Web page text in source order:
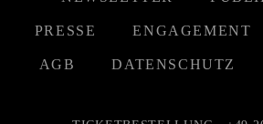
PRESSE ENGAGEMENT
AGB DATENSCHUTZ